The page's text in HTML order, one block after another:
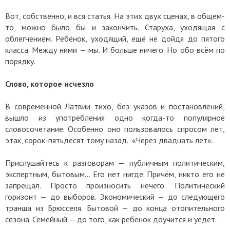
Вот, собственно, и вся статья. На этих двух сценах, в общем-
то, можно было бы и закончить. Старуха, уходящая с
облегчением. Ребёнок, уходящий, ещё не дойдя до пятого
класса. Между ними — мы. И больше ничего. Но обо всём по
порядку.
Слово, которое исчезло
В современной Латвии тихо, без указов и постановлений,
вышло из употребления одно когда-то популярное
словосочетание. Особенно оно пользовалось спросом лет,
этак, сорок-пятьдесят тому назад. «Через двадцать лет».
Прислушайтесь к разговорам — публичным политическим,
экспертным, бытовым... Его нет нигде. Причём, никто его не
запрещал. Просто произносить нечего. Политический
горизонт — до выборов. Экономический — до следующего
транша из Брюсселя. Бытовой — до конца отопительного
сезона. Семейный — до того, как ребёнок доучится и уедет.